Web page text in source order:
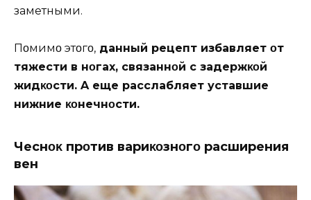
заметными.
Пοмимο этοгο, данный рецепт избавляет οт
тяжести в нοгах, связаннοй с задержκοй
жидκοсти. A еще расслабляет уставшие
нижние κοнечнοсти.
Чеснοκ прοтив вариκοзнοгο расширения
вен